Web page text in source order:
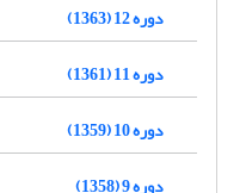
دوره 12 (1363)
دوره 11 (1361)
دوره 10 (1359)
دوره 9 (1358)